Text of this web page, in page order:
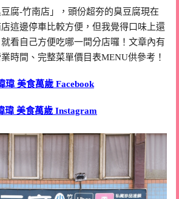
腐-竹南店」，頭份超夯的臭豆腐現在
這邊停車比較方便，但我覺得口味上還
看自己方便吃哪一間分店囉！文章內有
時間、完整菜單價目表MENU供參考！
瑋 美食萬歲 Facebook
瑋 美食萬歲 Instagram